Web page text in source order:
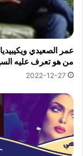
عمر الصعيدي
من هو تعرف عليه
2022-12-27